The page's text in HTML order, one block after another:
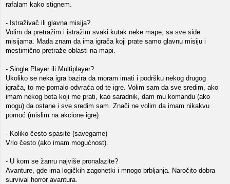
rafalam kako stignem.
- Istraživač ili glavna misija?
Volim da pretražim i istražim svaki kutak neke mape, sa sve side
misijama. Mada znam da ima igrača koji prate samo glavnu misiju i
mestimično pretraže oblasti na mapi.
- Single Player ili Multiplayer?
Ukoliko se neka igra bazira da moram imati i podršku nekog drugog
igrača, to me pomalo odvraća od te igre. Volim sam da sve sredim, ako
imam nekog bota koji me prati, kao saradnik, dam mu komandu (ako
mogu) da ostane i sve sredim sam. Znači ne volim da imam nikakvu
pomoć (mislim na akcione igre).
- Koliko često spasite (savegame)
Vrlo često (ako imam mogućnost).
- U kom se žanru najviše pronalazite?
Avanture, gde ima logičkih zagonetki i mnogo brbljanja. Naročito dobra
survival horror avantura.